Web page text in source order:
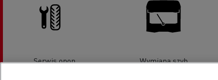
Serwis opon Wymiana szyb